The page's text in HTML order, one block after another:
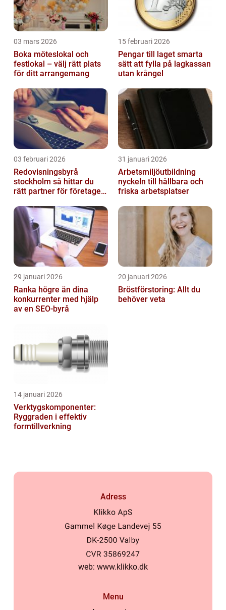
03 mars 2026
Boka möteslokal och
festlokal – välj rätt plats
för ditt arrangemang
15 februari 2026
Pengar till laget smarta
sätt att fylla på lagkassan
utan krångel
03 februari 2026
Redovisningsbyrå
stockholm så hittar du
rätt partner för företagets
31 januari 2026
Arbetsmiljöutbildning
nyckeln till hållbara och
friska arbetsplatser
29 januari 2026
Ranka högre än dina
konkurrenter med hjälp
av en SEO-byrå
20 januari 2026
Bröstförstoring: Allt du
behöver veta
14 januari 2026
Verktygskomponenter:
Ryggraden i effektiv
formtillverkning
Adress
web: www.klikko.dk
Menu